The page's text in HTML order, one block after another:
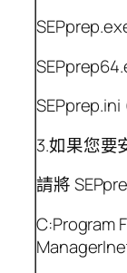
3.如果您要
請將
C:Program